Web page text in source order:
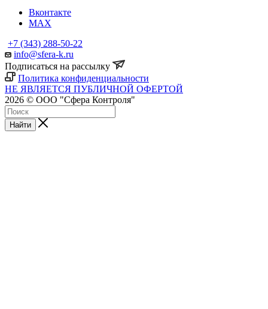
Вконтакте
MAX
+7 (343) 288-50-22
info@sfera-k.ru
Подписаться на рассылку
Политика конфиденциальности
НЕ ЯВЛЯЕТСЯ ПУБЛИЧНОЙ ОФЕРТОЙ
2026 © ООО "Сфера Контроля"
Найти